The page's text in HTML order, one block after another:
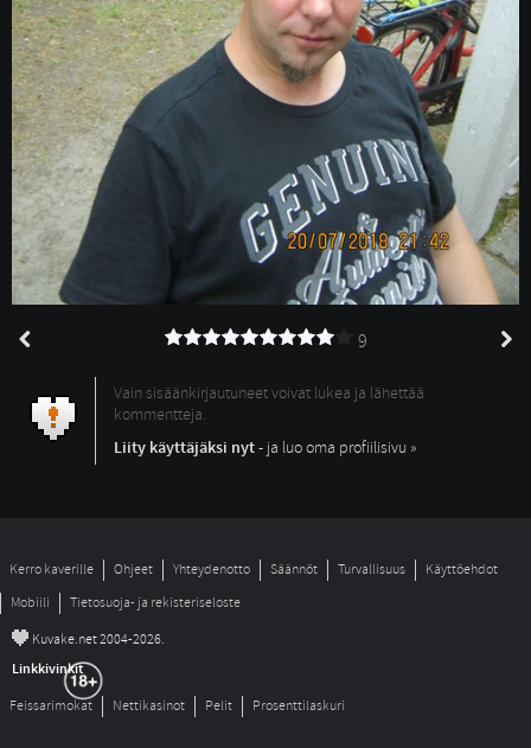
9
Vain sisäänkirjautuneet voivat lukea ja lähettää
kommentteja.
Liity käyttäjäksi nyt- ja luo oma profiilisivu »
Kerro kaverille Ohjeet Yhteydenotto Säännöt Turvallisuus
Käyttöehdot
Mobiili
Tietosuoja- ja rekisteriseloste
© Kuvake.net 2004-2026.
Linkkivinkit
Feissarimokat Nettikasinot Pelit Prosenttilaskuri